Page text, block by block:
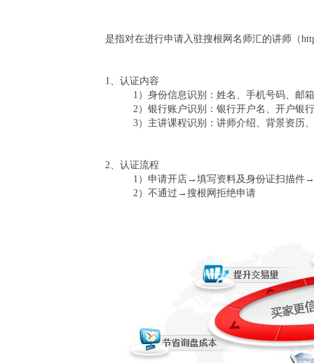
是指对在进行申请入驻搜根网名师汇的讲师（
1、认证内容
1）身份信息识别：姓名、手机号码、邮
2）银行账户识别：银行开户名、开户银
3）主讲课程识别：讲师介绍、背景资历
2、认证流程
1）申请开店→填写资料及身份证扫描
2）不通过→搜根网拒绝申请